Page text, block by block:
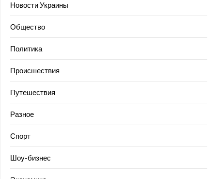
Новости Украины
Общество
Политика
Происшествия
Путешествия
Разное
Спорт
Шоу-бизнес